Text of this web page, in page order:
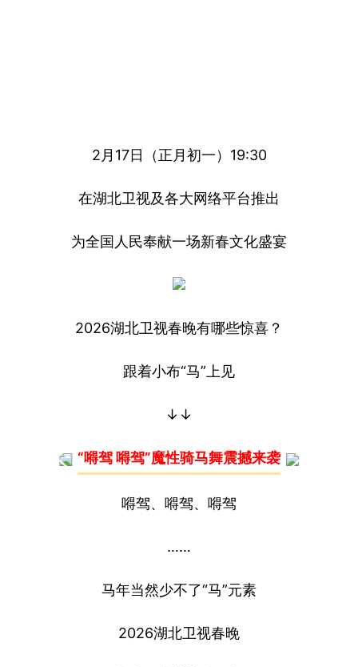
2月17日（正月初一）19:30
在湖北卫视及各大网络平台推出
为全国人民奉献一场新春文化盛宴
2026湖北卫视春晚有哪些惊喜？
跟着小布“马”上见
↓↓
“嘚驾 嘚驾”魔性骑马舞震撼来袭
嘚驾、嘚驾、嘚驾
……
马年当然少不了“马”元素
2026湖北卫视春晚